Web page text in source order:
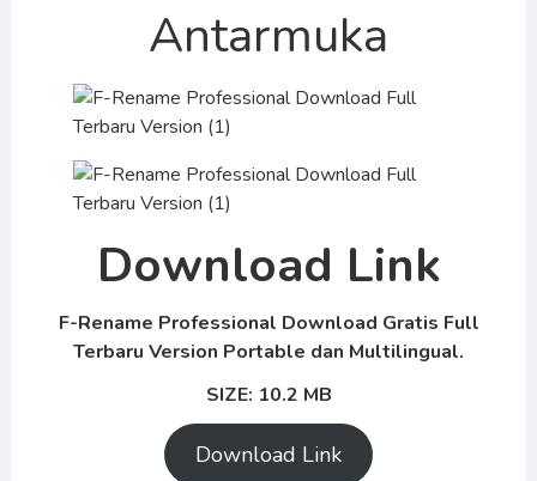
Antarmuka
Download Link
F-Rename Professional Download Gratis Full
Terbaru Version Portable dan Multilingual.
SIZE: 10.2 MB
Download Link